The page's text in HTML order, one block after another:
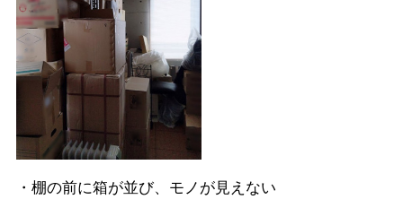
・棚の前に箱が並び、モノが見えない